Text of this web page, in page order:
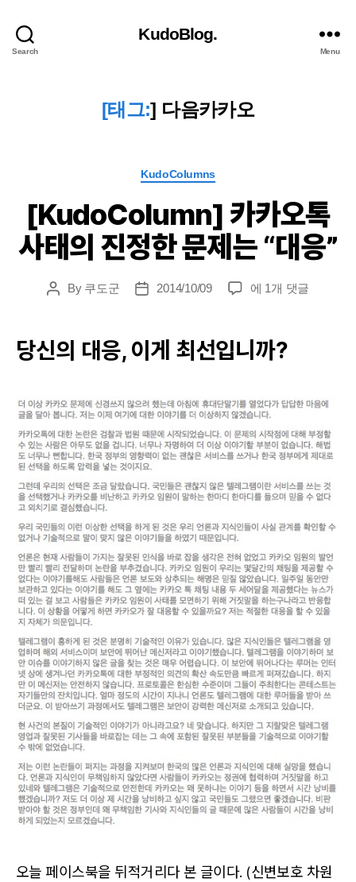
Search
KudoBlog.
Menu
[태그:] 다음카카오
Categories
KudoColumns
[KudoColumn] 카카오톡
사태의 진정한 문제는 “대응”
PostBy 쿠도군
Post2014/10/09
[KudoColumn]
오
톡
의
진
정
한
문
제
“대
에 1개 댓글
당신의 대응, 이게 최선입니까?
오늘 페이스북을 뒤적거리다 본 글이다. (신변보호 차원